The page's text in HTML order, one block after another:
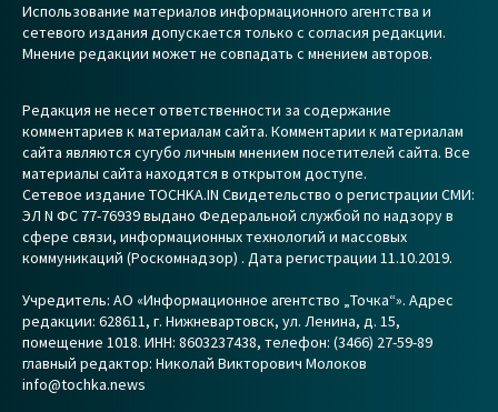
Использование материалов информационного агентства и
сетевого издания допускается только с согласия редакции.
Мнение редакции может не совпадать с мнением авторов.
Редакция не несет ответственности за содержание
комментариев к материалам сайта. Комментарии к материалам
сайта являются сугубо личным мнением посетителей сайта. Все
материалы сайта находятся в открытом доступе.
Сетевое издание TOCHKA.IN Свидетельство о регистрации СМИ:
ЭЛ N ФС 77-76939 выдано Федеральной службой по надзору в
сфере связи, информационных технологий и массовых
коммуникаций (Роскомнадзор) . Дата регистрации 11.10.2019.
Учредитель: АО «Информационное агентство „Точка“». Адрес
редакции: 628611, г. Нижневартовск, ул. Ленина, д. 15,
помещение 1018. ИНН: 8603237438, телефон: (3466) 27-59-89
главный редактор: Николай Викторович Молоков
info@tochka.news